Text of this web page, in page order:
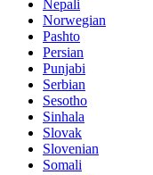
Nepali
Norwegian
Pashto
Persian
Punjabi
Serbian
Sesotho
Sinhala
Slovak
Slovenian
Somali